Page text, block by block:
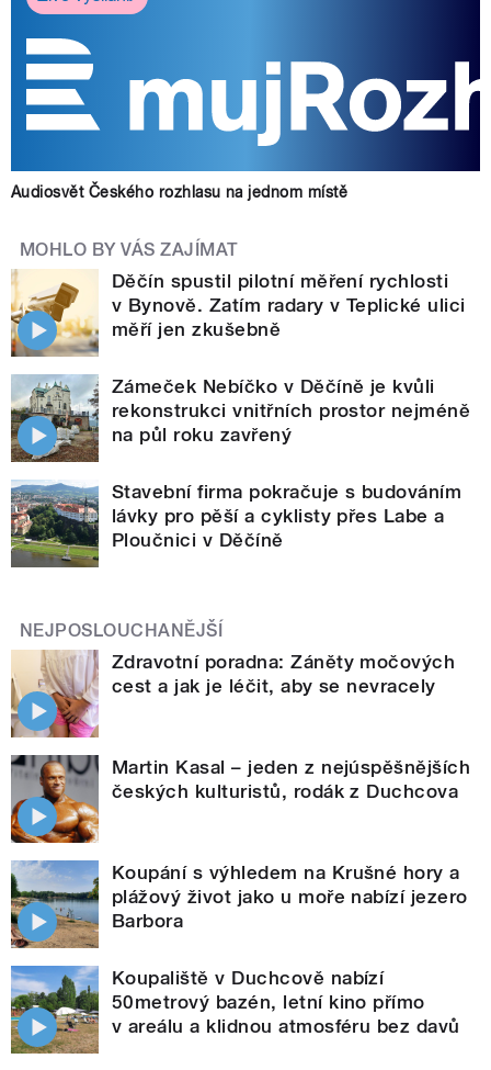
Audiosvět Českého rozhlasu na jednom místě
MOHLO BY VÁS ZAJÍMAT
Děčín spustil pilotní měření rychlosti
v Bynově. Zatím radary v Teplické ulici
měří jen zkušebně
Zámeček Nebíčko v Děčíně je kvůli
rekonstrukci vnitřních prostor nejméně
na půl roku zavřený
Stavební firma pokračuje s budováním
lávky pro pěší a cyklisty přes Labe a
Ploučnici v Děčíně
NEJPOSLOUCHANĚJŠÍ
Zdravotní poradna: Záněty močových
cest a jak je léčit, aby se nevracely
Martin Kasal – jeden z nejúspěšnějších
českých kulturistů, rodák z Duchcova
Koupání s výhledem na Krušné hory a
plážový život jako u moře nabízí jezero
Barbora
Koupaliště v Duchcově nabízí
50metrový bazén, letní kino přímo
v areálu a klidnou atmosféru bez davů